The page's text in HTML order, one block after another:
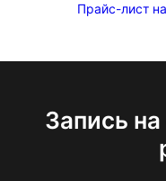
Прайс-лист
Запись